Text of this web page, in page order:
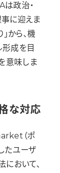
は政治・
に迎えま
から、機
成を目
意味しま
な対応
（ポ
たユーザ
おいて、